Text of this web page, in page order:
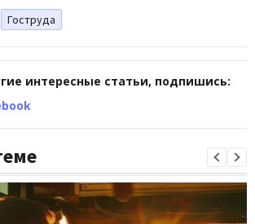
Гоструда
интересные статьи, подпишись: